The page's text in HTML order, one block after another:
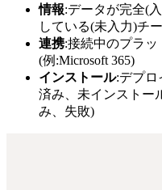
情報:データが完全(
している(未入力)チ
連携:接続中のプラ
(例:Microsoft 365)
インストール:デプロ
済み、未インストー
み、失敗)